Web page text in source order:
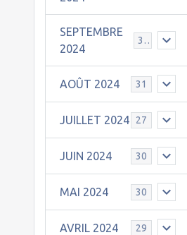
SEPTEMBRE
2024
30
AOÛT 2024 31
JUILLET 2024 27
JUIN 2024 30
MAI 2024 30
AVRIL 2024 29